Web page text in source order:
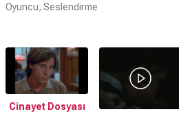
Oyuncu, Seslendirme
Cinayet Dosyası